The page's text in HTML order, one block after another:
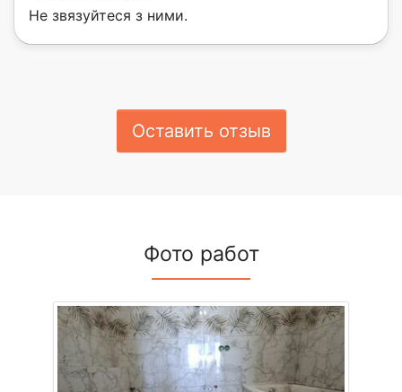
Не звязуйтеся з ними.
Оставить отзыв
Фото работ